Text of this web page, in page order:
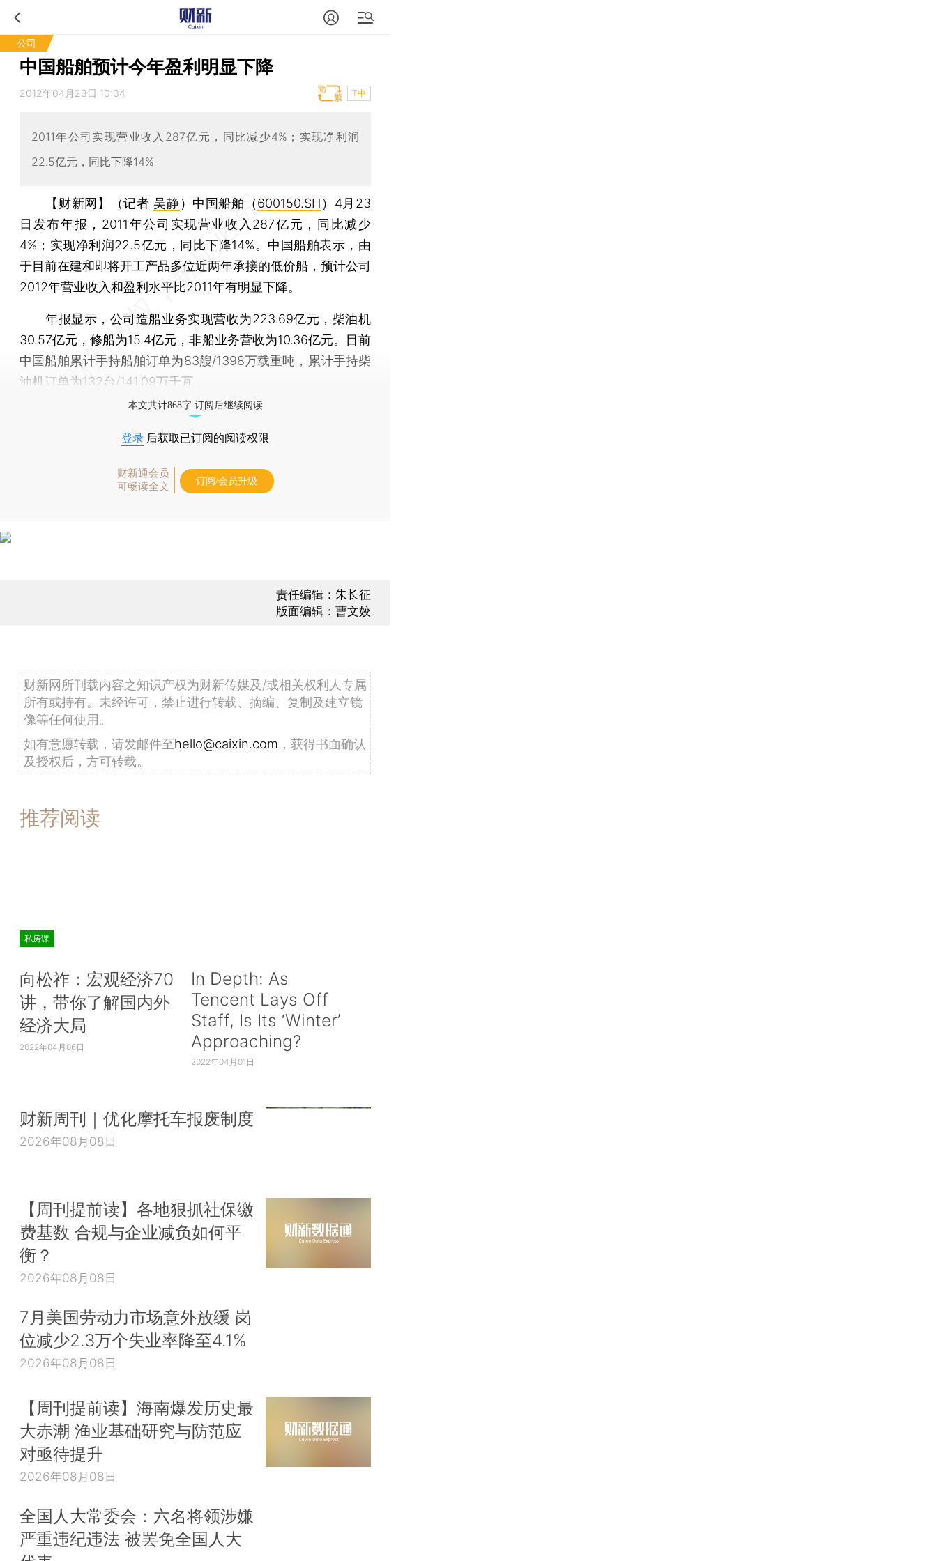
公司
中国船舶预计今年盈利明显下降
2012年04月23日 10:34 T中
2011年公司实现营业收入287亿元，同比减少4%；实现净利润
22.5亿元，同比下降14%
【财新网】（记者 吴静） 中国船舶（600150.SH ）4月23
日发布年报，2011年公司实现营业收入287亿元，同比减少
4%；实现净利润22.5亿元，同比下降14%。中国船舶表示，由
于目前在建和即将开工产品多位近两年承接的低价船，预计公司
2012年营业收入和盈利水平比2011年有明显下降。
年报显示，公司造船业务实现营收为223.69亿元，柴油机
30.57亿元，修船为15.4亿元，非船业务营收为10.36亿元。目前
中国船舶累计手持船舶订单为83艘/1398万载重吨，累计手持柴
油机订单为132台/141.09万千瓦。
本文共计868字 订阅后继续阅读
登录 后获取已订阅的阅读权限
财新通会员
可畅读全文
订阅/会员升级
责任编辑：朱长征
版面编辑：曹文姣
财新网所刊载内容之知识产权为财新传媒及/或相关权利人专属
所有或持有。未经许可，禁止进行转载、摘编、复制及建立镜
像等任何使用。
如有意愿转载，请发邮件至hello@caixin.com ，获得书面确认
及授权后，方可转载。
推荐阅读
私房课
向松祚：宏观经济70
讲，带你了解国内外
经济大局
2022年04月06日
In Depth: As
Tencent Lays Off
Staff, Is Its ‘Winter’
Approaching?
2022年04月01日
财新周刊｜优化摩托车报废制度
2026年08月08日
【周刊提前读】各地狠抓社保缴
费基数 合规与企业减负如何平
衡？
2026年08月08日
7月美国劳动力市场意外放缓 岗
位减少2.3万个失业率降至4.1%
2026年08月08日
【周刊提前读】海南爆发历史最
大赤潮 渔业基础研究与防范应
对亟待提升
2026年08月08日
全国人大常委会：六名将领涉嫌
严重违纪违法 被罢免全国人大